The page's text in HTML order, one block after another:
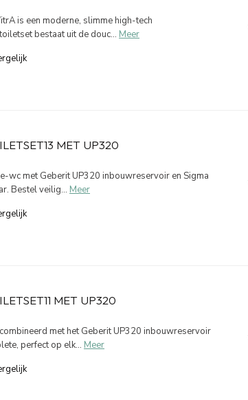
is een moderne, slimme high-tech
bestaat uit de douc... Meer
MET UP320
wc met Geberit UP320 inbouwreservoir en Sigma
Bestel veilig... Meer
MET UP320
met het Geberit UP320 inbouwreservoir
perfect op elk... Meer